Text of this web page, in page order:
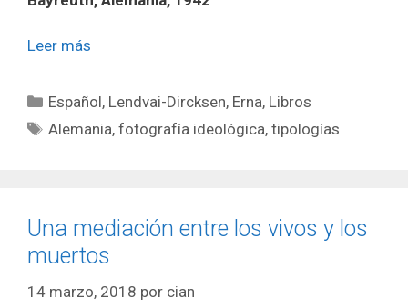
Leer más
Categorías
Español, Lendvai-Dircksen, Erna, Libros
Etiquetas
Alemania,fotografía ideológica,tipologías
Una mediación entre los vivos y los
muertos
14 marzo, 2018 por cian